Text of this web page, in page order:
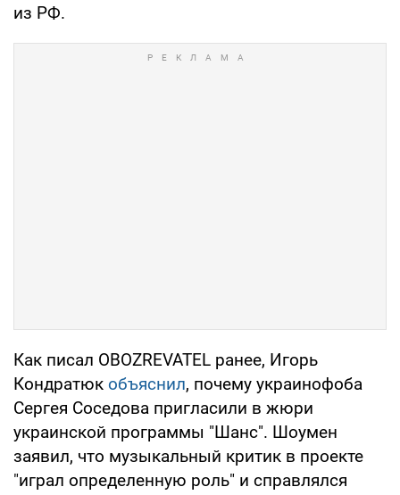
из РФ.
Как писал OBOZREVATEL ранее, Игорь
Кондратюк объяснил, почему украинофоба
Сергея Соседова пригласили в жюри
украинской программы "Шанс". Шоумен
заявил, что музыкальный критик в проекте
"играл определенную роль" и справлялся